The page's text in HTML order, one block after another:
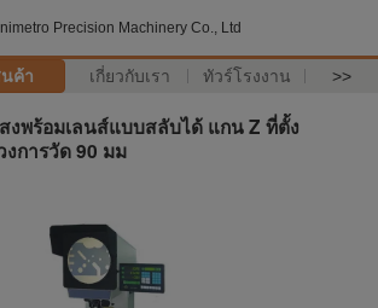
Precision Machinery Co., Ltd
ค้า เกี่ยวกับเรา ทัวร์โรงงาน >>
สงพร้อมเลนส์แบบสลับได้ แกน Z ที่ตั้ง
การวัด 90 มม